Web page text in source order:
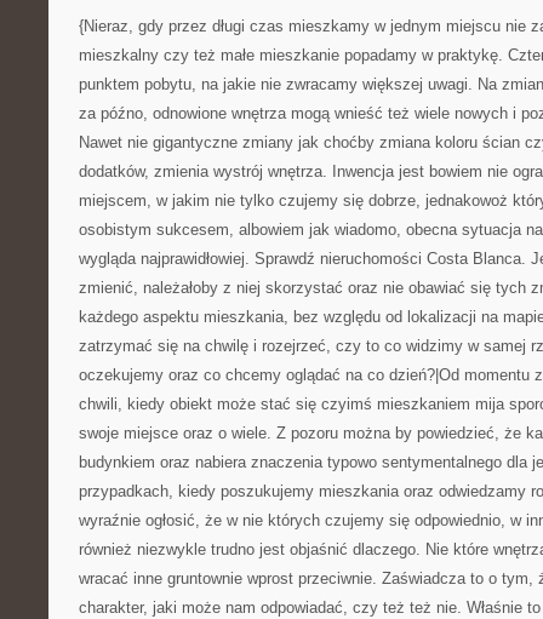
{Nieraz, gdy przez długi czas mieszkamy w jednym miejscu nie
mieszkalny czy też małe mieszkanie popadamy w praktykę.
punktem pobytu, na jakie nie zwracamy większej uwagi. Na
za późno, odnowione wnętrza mogą wnieść też wiele nowych i
Nawet nie gigantyczne zmiany jak choćby zmiana koloru ścian
dodatków, zmienia wystrój wnętrza. Inwencja jest bowiem nie
miejscem, w jakim nie tylko czujemy się dobrze, jednakowoż
osobistym sukcesem, albowiem jak wiadomo, obecna sytuacja
wygląda najprawidłowiej. Sprawdź nieruchomości Costa Blanca.
zmienić, należałoby z niej skorzystać oraz nie obawiać się tych
każdego aspektu mieszkania, bez względu od lokalizacji na
zatrzymać się na chwilę i rozejrzeć, czy to co widzimy w samej
oczekujemy oraz co chcemy oglądać na co dzień?|Od momentu
chwili, kiedy obiekt może stać się czyimś mieszkaniem mija
swoje miejsce oraz o wiele. Z pozoru można by powiedzieć, że
budynkiem oraz nabiera znaczenia typowo sentymentalnego dla
przypadkach, kiedy poszukujemy mieszkania oraz odwiedzamy
wyraźnie ogłosić, że w nie których czujemy się odpowiednio, w
również niezwykle trudno jest objaśnić dlaczego. Nie które
wracać inne gruntownie wprost przeciwnie. Zaświadcza to o tym,
charakter, jaki może nam odpowiadać, czy też też nie. Właśnie